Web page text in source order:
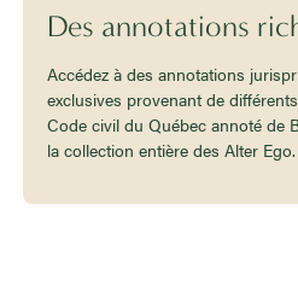
Des annotations
Accédez à des annotations
exclusives provenant de
Code civil du Québec annoté de
la collection entière des Alter Ego.